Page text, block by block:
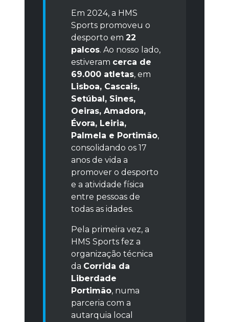
Em 2024, a HMS
Sports promoveu o
desporto em 22
palcos. Ao nosso lado,
estiveram cerca de
69.000 atletas, em
Lisboa, Cascais,
Setúbal, Sines,
Oeiras, Amadora,
Évora, Leiria,
Palmela e Portimão,
consolidando os 17
anos de vida a
promover o desporto
e a atividade física
entre pessoas de
todas as idades.
Pela primeira vez, a
HMS Sports fez a
organização técnica
da Corrida da
Liberdade
Portimão, numa
parceria com a
autarquia local